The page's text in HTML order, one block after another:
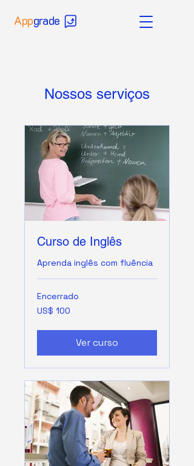
Appgrade
Nossos serviços
Curso de Inglês
Aprenda inglês com fluência
Encerrado
100
Dólares
US$ 100
Ver curso